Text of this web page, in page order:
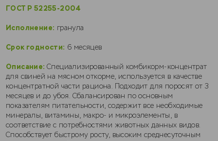
ГОСТ Р 52255-2004
Исполнение: гранула
Срок годности: 6 месяцев
Описание: Специализированный комбикорм-концентрат
для свиней на мясном откорме, используется в качестве
концентратной части рациона. Подходит для поросят от 3
месяцев и до убоя. Сбалансирован по основным
показателям питательности, содержит все необходимые
минералы, витамины, макро- и микроэлементы, в
соответствие с потребностями животных данных видов.
Способствует быстрому росту, высоким среднесуточным